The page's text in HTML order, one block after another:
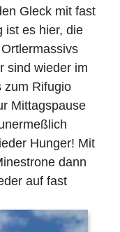
Gleck mit fast
ist es hier, die
sind wieder im
zum Rifugio
Mittagspause
Hunger! Mit
dann
auf fast